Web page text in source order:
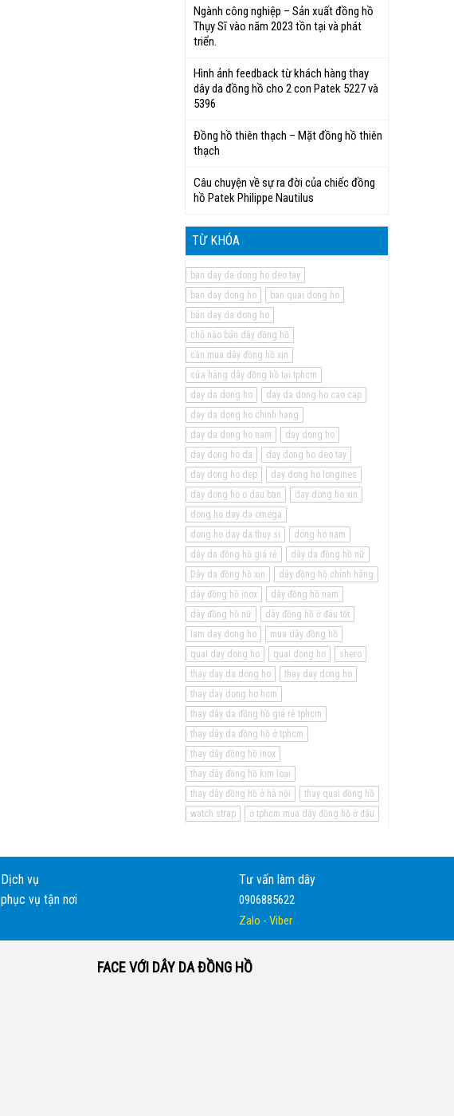
Ngành công nghiệp – Sản xuất đồng hồ
Thụy Sĩ vào năm 2023 tồn tại và phát
triển.
Hình ảnh feedback từ khách hàng thay
dây da đồng hồ cho 2 con Patek 5227 và
5396
Đồng hồ thiên thạch – Mặt đồng hồ thiên
thạch
Câu chuyện về sự ra đời của chiếc đồng
hồ Patek Philippe Nautilus
TỪ KHÓA
ban day da dong ho deo tay
ban day dong ho
ban quai dong ho
bán day da dong ho
chỗ nào bán dây đồng hồ
cần mua dây đồng hồ xịn
cửa hàng dây đồng hồ tại tphcm
day da dong ho
day da dong ho cao cap
day da dong ho chinh hang
day da dong ho nam
day dong ho
day dong ho da
day dong ho deo tay
day dong ho dep
day dong ho longines
day dong ho o dau ban
day dong ho xin
dong ho day da omega
dong ho day da thuy si
dong ho nam
dây da đồng hồ giá rẻ
dây da đồng hồ nữ
Dây da đồng hồ xịn
dây đồng hồ chính hãng
dây đồng hồ inox
dây đồng hồ nam
dây đồng hồ nữ
dây đồng hồ ở đâu tốt
lam day dong ho
mua dây đồng hồ
quai day dong ho
quai dong ho
shero
thay day da dong ho
thay day dong ho
thay day dong ho hcm
thay dây da đồng hồ giá rẻ tphcm
thay dây da đồng hồ ở tphcm
thay dây đồng hồ inox
thay dây đồng hồ kim loại
thay dây đồng hồ ở hà nội
thay quai đồng hồ
watch strap
ở tphcm mua dây đồng hồ ở đâu
Dịch vụ
phục vụ tận nơi
Tư vấn làm dây
0906885622
Zalo - Viber
FACE VỚI DÂY DA ĐỒNG HỒ